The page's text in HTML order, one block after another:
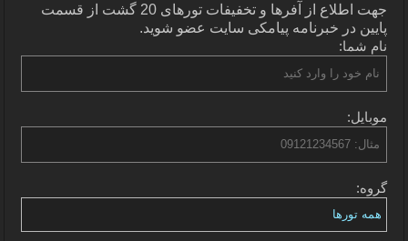
جهت اطلاع از آفرها و تخفیفات تورهای 20 گشت از قسمت
پایین در خبرنامه پیامکی سایت عضو شوید.
نام شما:
موبایل:
گروه: